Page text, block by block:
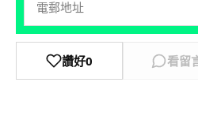
讚好0 看留